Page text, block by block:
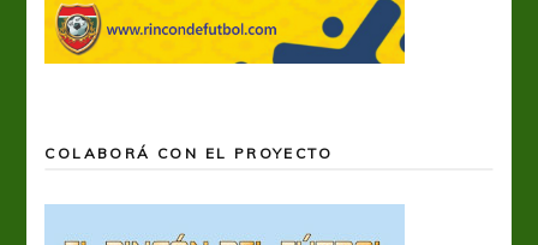
COLABORÁ CON EL PROYECTO